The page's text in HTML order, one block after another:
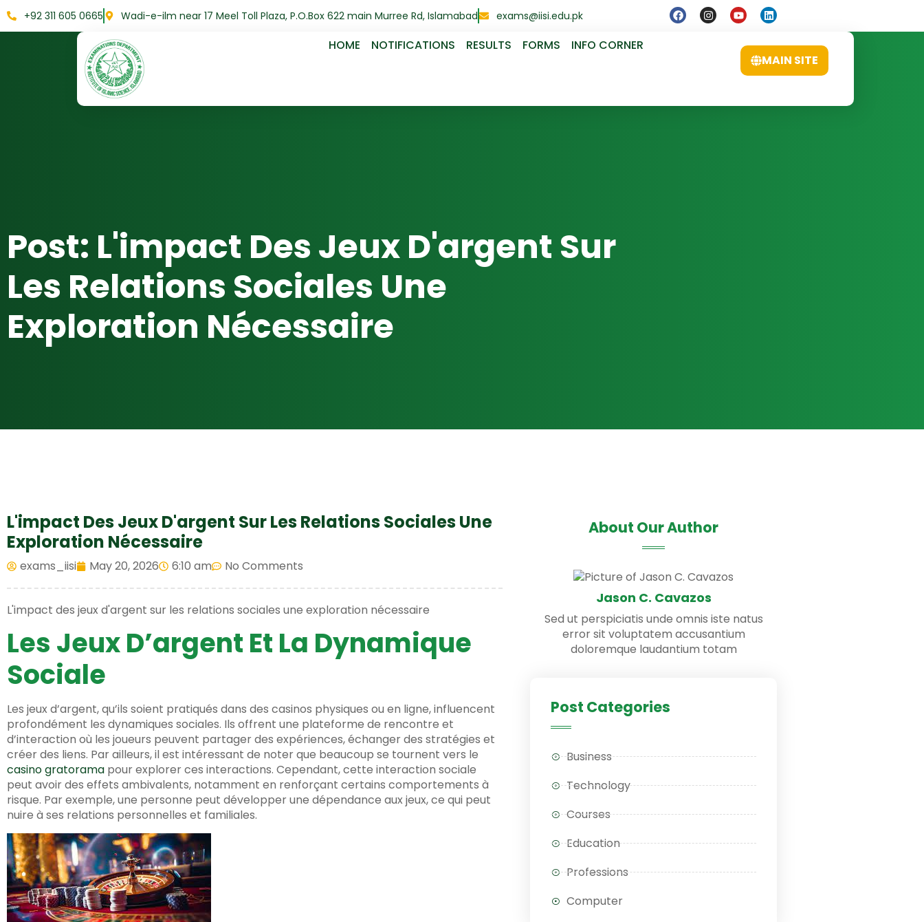
+92 311 605 0665 Wadi-e-ilm near 17 Meel Toll Plaza, P.O.Box 622 main Murree Rd, Islamabad exams@iisi.edu.pk
HOME NOTIFICATIONS RESULTS FORMS
INFO CORNER
MAIN SITE
Post: L'impact Des Jeux D'argent Sur
Les Relations Sociales Une
Exploration Nécessaire
L'impact Des Jeux D'argent Sur Les Relations Sociales Une
Exploration Nécessaire
exams_iisi May 20, 2026 6:10 am No Comments
L'impact des jeux d'argent sur les relations sociales une exploration nécessaire
Les Jeux D’argent Et La Dynamique
Sociale
Les jeux d’argent, qu’ils soient pratiqués dans des casinos physiques ou en ligne, influencent
profondément les dynamiques sociales. Ils offrent une plateforme de rencontre et
d’interaction où les joueurs peuvent partager des expériences, échanger des stratégies et
créer des liens. Par ailleurs, il est intéressant de noter que beaucoup se tournent vers le
casino gratorama pour explorer ces interactions. Cependant, cette interaction sociale
peut avoir des effets ambivalents, notamment en renforçant certains comportements à
risque. Par exemple, une personne peut développer une dépendance aux jeux, ce qui peut
nuire à ses relations personnelles et familiales.
About Our Author
Jason C. Cavazos
Sed ut perspiciatis unde omnis iste natus
error sit voluptatem accusantium
doloremque laudantium totam
Post Categories
Business
Technology
Courses
Education
Professions
Computer